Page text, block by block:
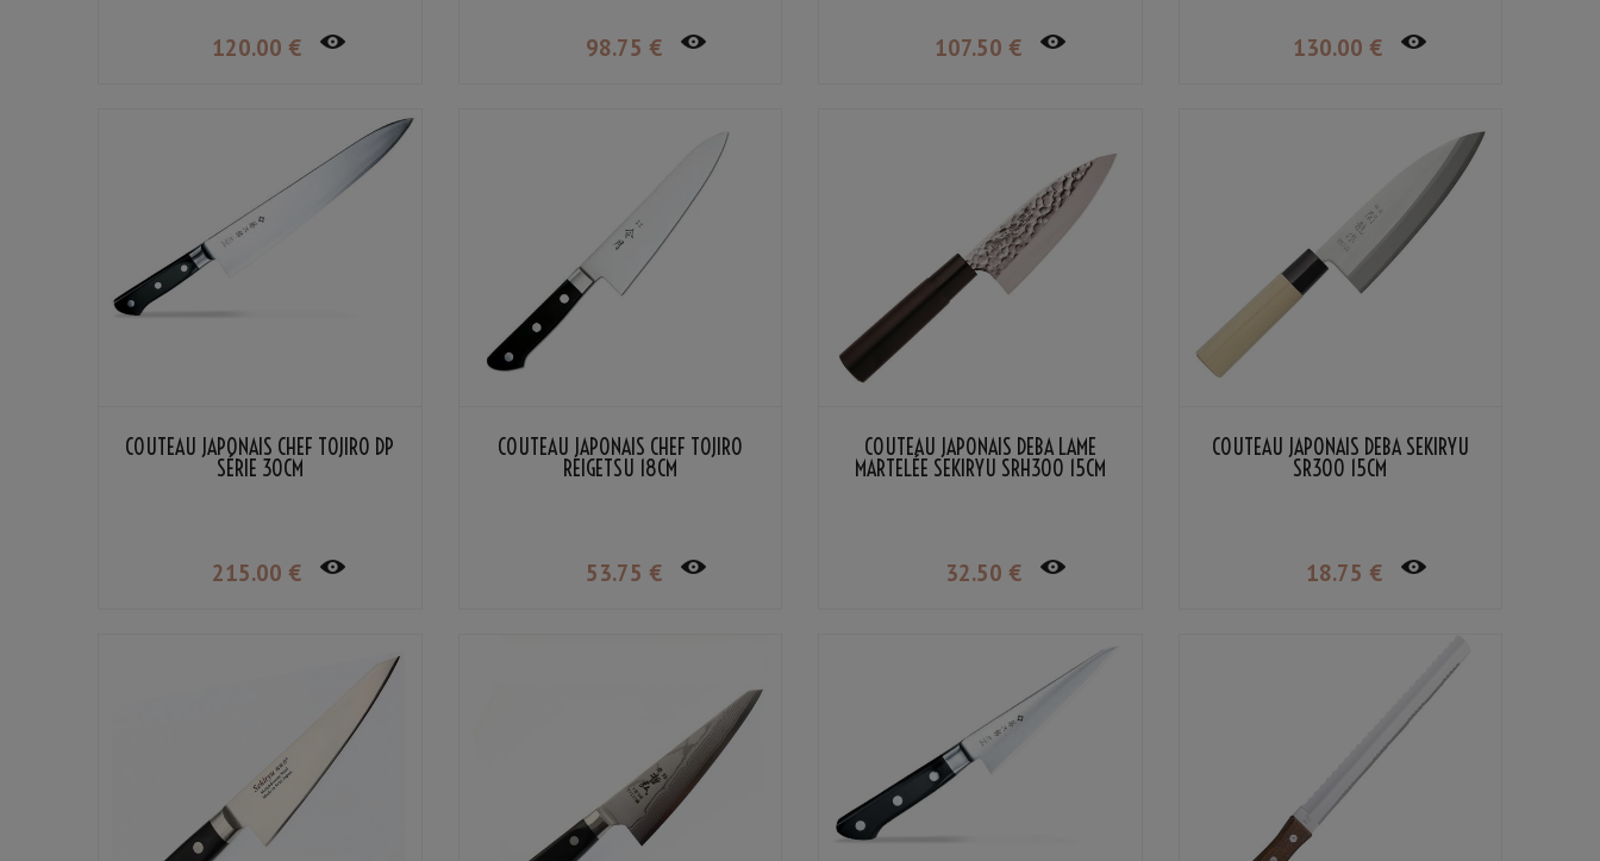
120.00 € 98.75 € 107.50 € 130.00 €
COUTEAU JAPONAIS CHEF TOJIRO DP
SÉRIE 30CM
215.00 €
COUTEAU JAPONAIS CHEF TOJIRO
REIGETSU 18CM
53.75 €
COUTEAU JAPONAIS DEBA LAME
MARTELÉE SEKIRYU SRH300 15CM
32.50 €
COUTEAU JAPONAIS DEBA SEKIRYU
SR300 15CM
18.75 €